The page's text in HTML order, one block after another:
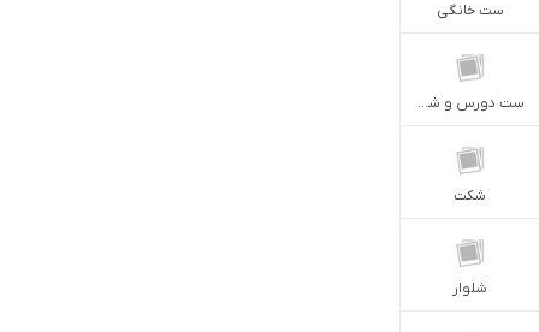
ست خانگى
ست دورس و شلوار
شكت
شلوار